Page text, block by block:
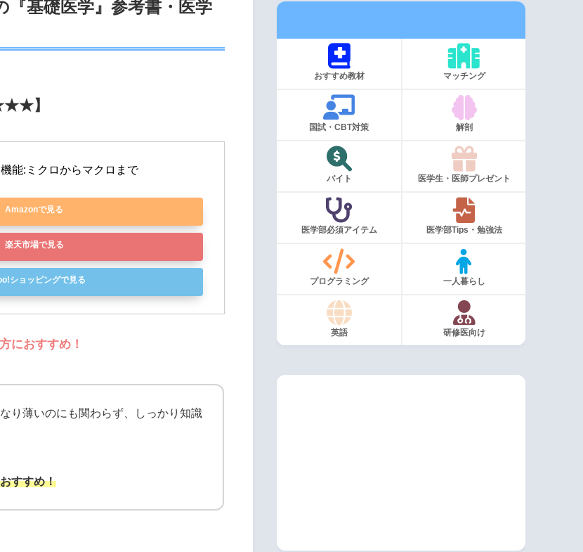
『基礎医学』参考書・医学
】
能:ミクロからマクロまで
Amazonで見る
楽天市場で見る
ショッピングで見る
におすすめ！
り薄いのにも関わらず、しっかり知識
すすめ！
おすすめ教材 マッチング
国試・CBT対策 解剖
バイト 医学生・医師プレゼント
医学部必須アイテム 医学部Tips・勉強法
プログラミング 一人暮らし
英語 研修医向け